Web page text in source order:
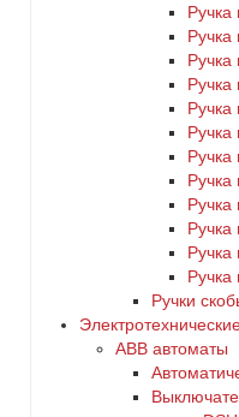
Ручка
Ручка
Ручка
Ручка
Ручка
Ручка
Ручка
Ручка
Ручки
ABB автоматы